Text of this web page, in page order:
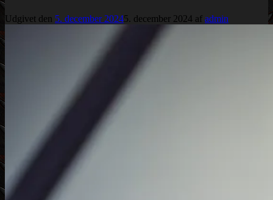
Udgivet den 5. december 20245. december 2024 af admin